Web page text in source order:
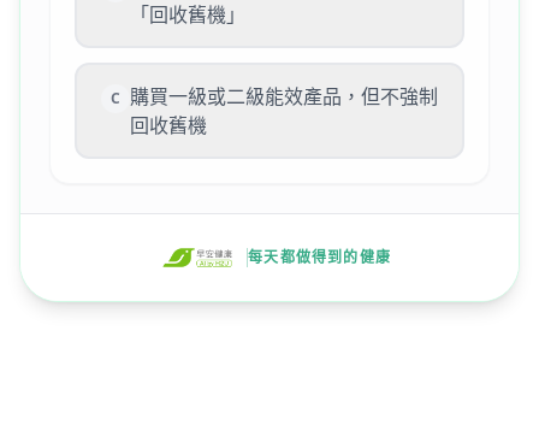
「回收舊機」
C 購買一級或二級能效產品，但不強制
回收舊機
每天都做得到的健康